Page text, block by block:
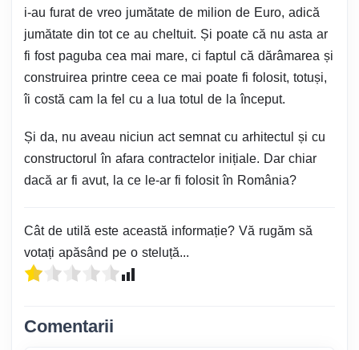
i-au furat de vreo jumătate de milion de Euro, adică
jumătate din tot ce au cheltuit. Și poate că nu asta ar
fi fost paguba cea mai mare, ci faptul că dărâmarea și
construirea printre ceea ce mai poate fi folosit, totuși,
îi costă cam la fel cu a lua totul de la început.
Și da, nu aveau niciun act semnat cu arhitectul și cu
constructorul în afara contractelor inițiale. Dar chiar
dacă ar fi avut, la ce le-ar fi folosit în România?
Cât de utilă este această informație? Vă rugăm să
votați apăsând pe o steluță...
Comentarii